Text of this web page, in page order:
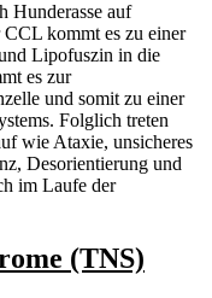
Hunderasse auf
kommt es zu einer
Lipofuszin in die
es zur
und somit zu einer
Folglich treten
wie Ataxie, unsicheres
Desorientierung und
im Laufe der
(TNS)